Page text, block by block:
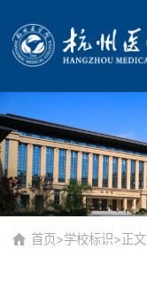
首页
学校概况
首页>学校标识>正文